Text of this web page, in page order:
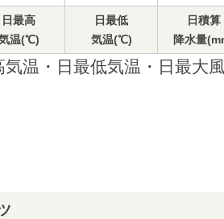
日最高
温(℃)
日最低
気温(℃)
日積算
降水量
温・日最低気温・日最大